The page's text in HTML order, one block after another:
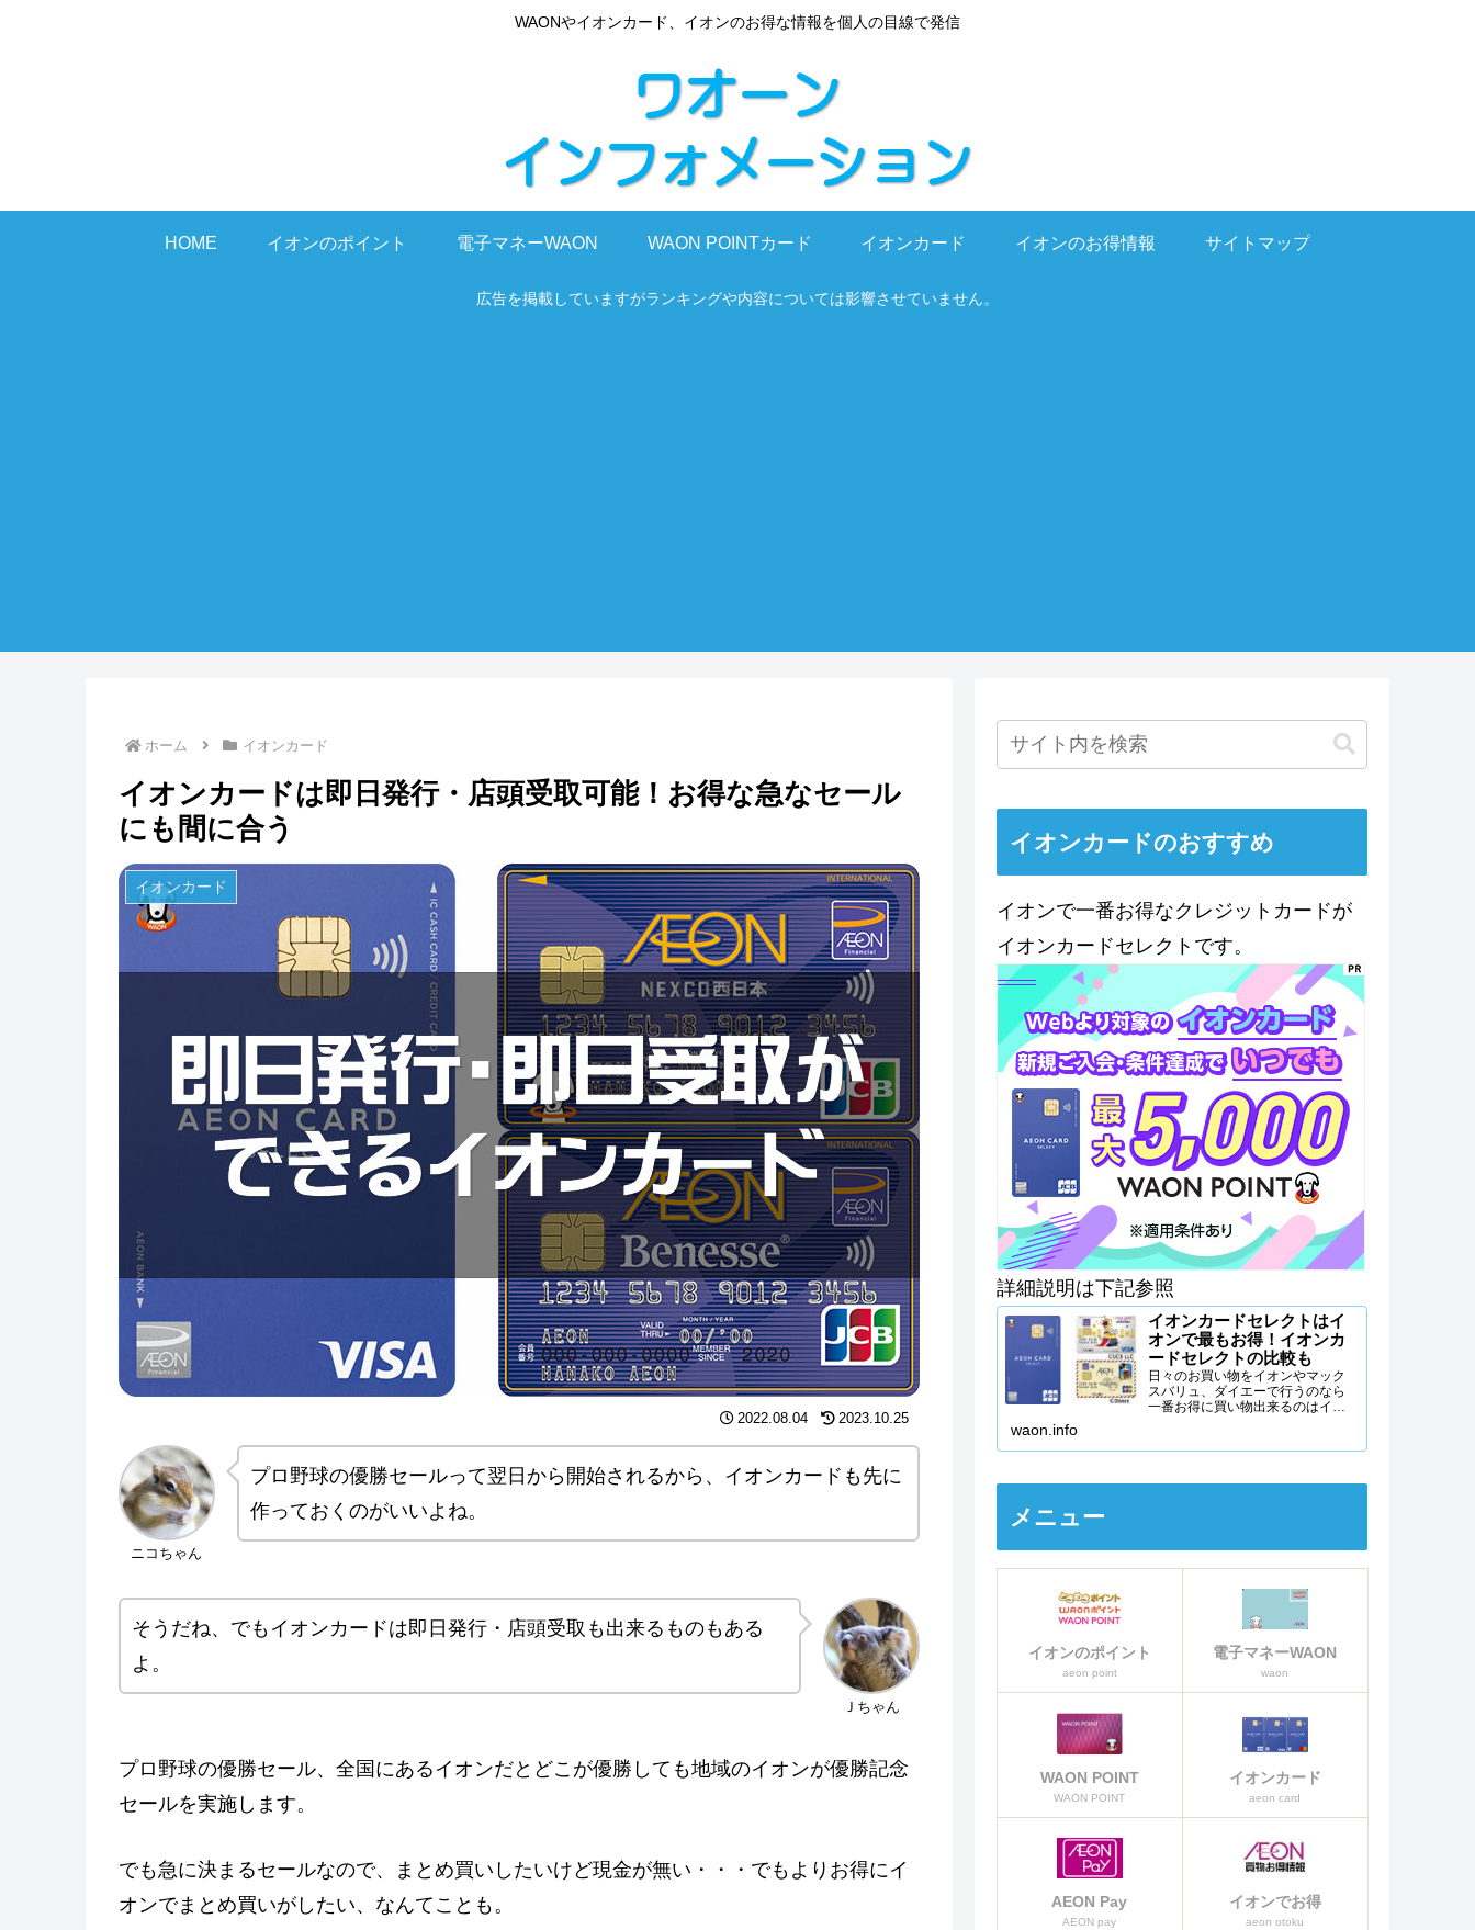
WAONやイオンカード、イオンのお得な情報を個人の目線で発信
HOME イオンのポイント 電子マネーWAON WAON POINTカード イオンカード イオンのお得情報 サイトマップ
広告を掲載していますがランキングや内容については影響させていません。
ホーム イオンカード
イオンカードは即日発行・店頭受取可能！お得な急なセール
にも間に合う
イオンカード
2022.08.04 2023.10.25
ニコちゃん
プロ野球の優勝セールって翌日から開始されるから、イオンカードも先に
作っておくのがいいよね。
Ｊちゃん
そうだね、でもイオンカードは即日発行・店頭受取も出来るものもある
よ。
プロ野球の優勝セール、全国にあるイオンだとどこが優勝しても地域のイオンが優勝記念
セールを実施します。
でも急に決まるセールなので、まとめ買いしたいけど現金が無い・・・でもよりお得にイ
オンでまとめ買いがしたい、なんてことも。
イオンカードのおすすめ
イオンで一番お得なクレジットカードが
イオンカードセレクトです。
詳細説明は下記参照
イオンカードセレクトはイ
オンで最もお得！イオンカ
ードセレクトの比較も
日々のお買い物をイオンやマック
スバリュ、ダイエーで行うのなら
一番お得に買い物出来るのはイオ
から、イオンカードセレクトがな
カードなのか詳しく説明をしてい
waon.info
メニュー
イオンのポイント
aeon point
電子マネーWAON
waon
WAON POINT
WAON POINT
イオンカード
aeon card
AEON Pay
AEON pay
イオンでお得
aeon otoku